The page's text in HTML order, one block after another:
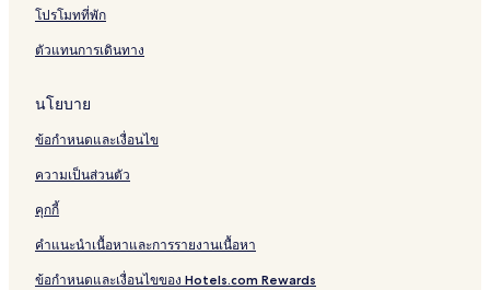
o
โปรโมทที่พัก
ตัวแทนการเดินทาง
นโยบาย
ข้อกำหนดและเงื่อนไข
ความเป็นส่วนตัว
คุกกี้
คำแนะนำเนื้อหาและการรายงานเนื้อหา
ข้อกำหนดและเงื่อนไขของ Hotels.com Rewards